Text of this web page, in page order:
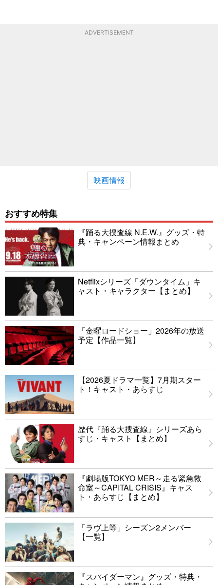
ADVERTISEMENT
映画情報
おすすめ特集
『踊る大捜査線 N.E.W.』グッズ・特
典・キャンペーン情報まとめ
Netflixシリーズ「ダウンタイム」キ
ャスト・キャラクター【まとめ】
「金曜ロードショー」2026年の放送
予定【作品一覧】
【2026夏ドラマ一覧】7月期スター
ト！キャスト・あらすじ
歴代『踊る大捜査線』シリーズあら
すじ・キャスト【まとめ】
『劇場版TOKYO MER～走る緊急救
命室～CAPITAL CRISIS』キャス
ト・あらすじ【まとめ】
「ラヴ上等」シーズン2メンバー
【一覧】
『スパイダーマン』グッズ・特典・